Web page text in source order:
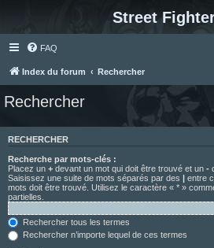
Street
FAQ
Index du forum Rechercher
Rechercher
RECHERCHER
Recherche par mots-clés :
Placez un + devant un mot qui doit être trouvé et un -
Saisissez une suite de mots séparés par des | entre
mots doit être trouvé. Utilisez le caractère « * »
partielles.
Rechercher tous les termes
Rechercher n’importe lequel de ces termes